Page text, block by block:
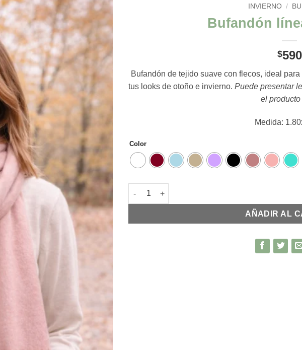
INVIERNO /
Bufandón
$590
Bufandón de tejido suave con flecos, ideal
tus looks de otoño e invierno. Puede presentar
el producto
Medida:
Color
Bufandón línea Soft Liso cantidad
AÑADIR AL